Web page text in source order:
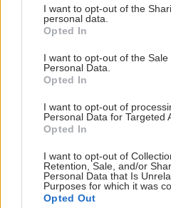
not limited to your visit or usage
grant or deny consent to
use your data for below
consent section.
I want to opt-out of the
personal data.
Opted In
I want to opt-out of the Sale
Personal Data.
Opted In
I want to opt-out of
Personal Data for Targeted
Opted In
I want to opt-out of
Retention, Sale, and/or
Personal Data that Is
Purposes for which it was
Opted Out
Το Εργαστήριο
μια πρωτότυπη μελέτη
εκτυπωμένα φάρμακα, για
αναπηρία.
Προσθέστε το
Ειδήσεις υγείας σήμερα
Χορήγηση ΦΥΚ τον